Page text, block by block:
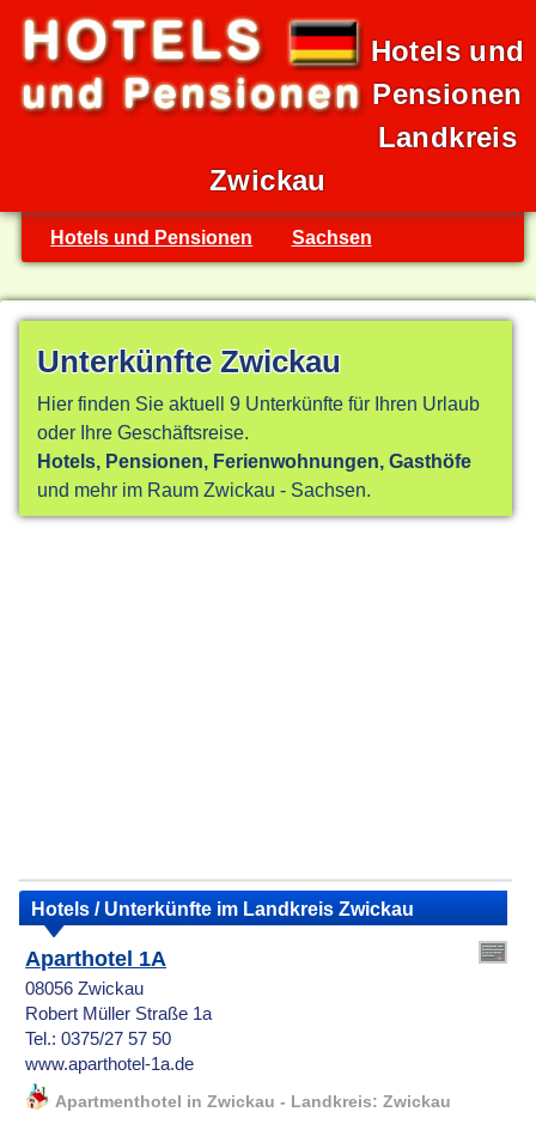
Hotels und
Pensionen
Landkreis
Zwickau
Hotels und Pensionen Sachsen
Unterkünfte Zwickau
Hier finden Sie aktuell 9 Unterkünfte für Ihren Urlaub
oder Ihre Geschäftsreise.
Hotels, Pensionen, Ferienwohnungen, Gasthöfe
und mehr im Raum Zwickau - Sachsen.
Hotels / Unterkünfte im Landkreis Zwickau
Aparthotel 1A
08056 Zwickau
Robert Müller Straße 1a
Tel.: 0375/27 57 50
www.aparthotel-1a.de
Apartmenthotel in Zwickau - Landkreis: Zwickau